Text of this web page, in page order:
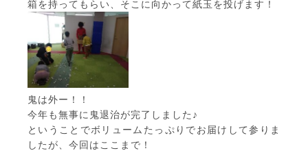
箱を持ってもらい、そこに向かって紙玉を投げます！
鬼は外ー！！
今年も無事に鬼退治が完了しました♪
ということでボリュームたっぷりでお届けして参りま
したが、今回はここまで！